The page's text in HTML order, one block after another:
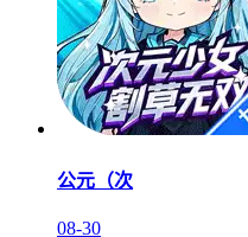
公元（次
08-30